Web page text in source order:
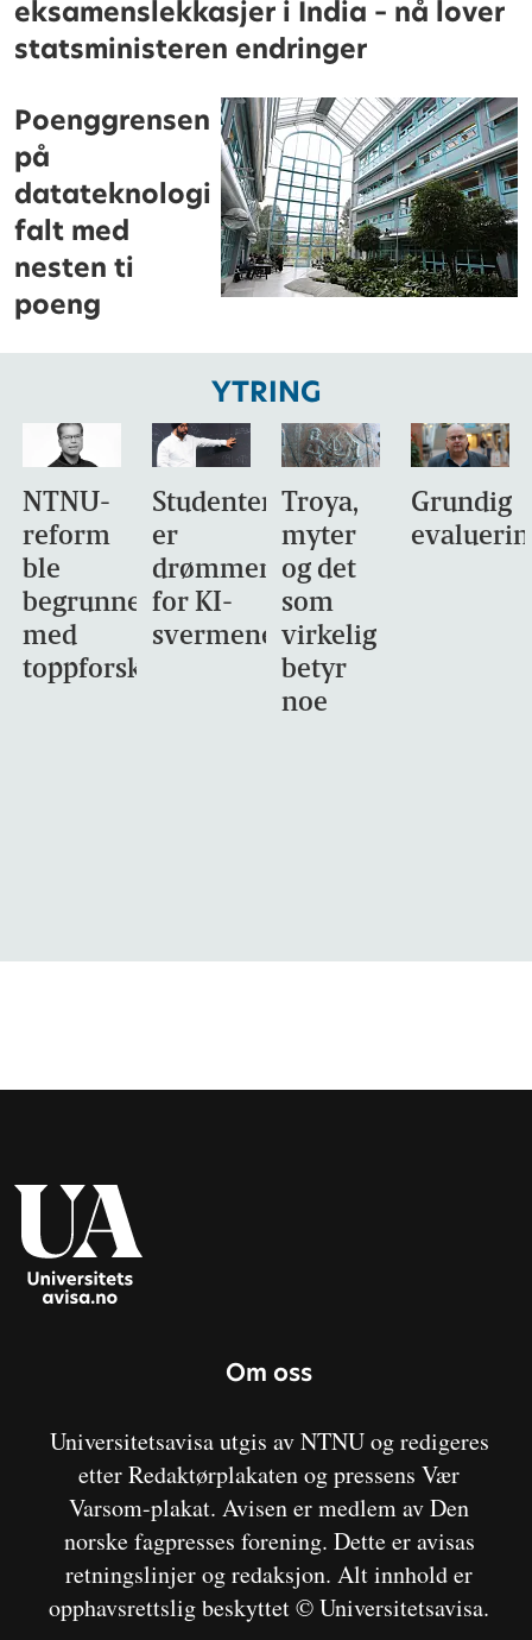
eksamenslekkasjer i India – nå lover
statsministeren endringer
Poenggrensen
på
datateknologi
falt med
nesten ti
poeng
YTRING
NTNU-
reform
ble
begrunnet
med
toppforskning
Studentene
er
drømmemålet
for KI-
svermene
Troya,
myter
og det
som
virkelig
betyr
noe
Grundig
Om oss
Universitetsavisa utgis av NTNU og redigeres
etter Redaktørplakaten og pressens Vær
Varsom-plakat. Avisen er medlem av Den
norske fagpresses forening. Dette er avisas
retningslinjer og redaksjon. Alt innhold er
opphavsrettslig beskyttet © Universitetsavisa.